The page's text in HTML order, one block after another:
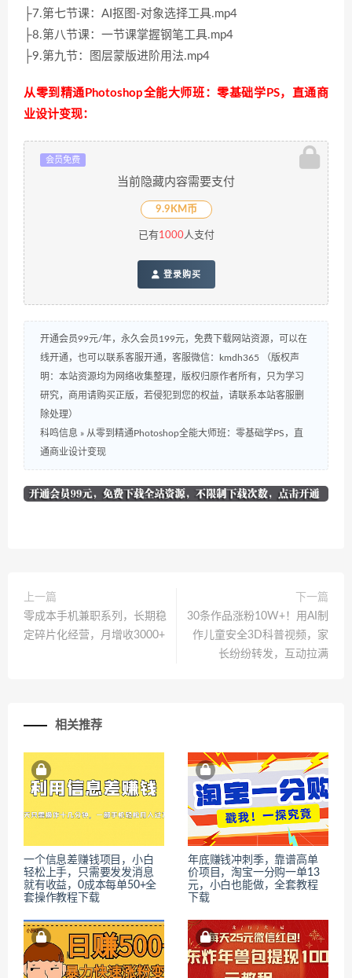
├7.第七节课：AI抠图-对象选择工具.mp4
├8.第八节课：一节课掌握钢笔工具.mp4
├9.第九节：图层蒙版进阶用法.mp4
从零到精通Photoshop全能大师班：零基础学PS，直通商
业设计变现：
会员免费
当前隐藏内容需要支付
9.9KM币
已有 1000人支付
登录购买
开通会员99元/年，永久会员199元，免费下载网站资源，可以在
线开通，也可以联系客服开通，客服微信：kmdh365 （版权声
明：本站资源均为网络收集整理，版权归原作者所有，只为学习
研究，商用请购买正版，若侵犯到您的权益，请联系本站客服删
除处理）
科鸣信息 » 从零到精通Photoshop全能大师班：零基础学PS，直
通商业设计变现
上一篇
零成本手机兼职系列，长期稳
定碎片化经营，月增收3000+
下一篇
30条作品涨粉10W+！用AI制
作儿童安全3D科普视频，家
长纷纷转发，互动拉满
相关推荐
一个信息差赚钱项目，小白
轻松上手，只需要发发消息
就有收益，0成本每单50+全
套操作教程下载
年底赚钱冲刺季，靠谱高单
价项目，淘宝一分购一单13
元，小白也能做，全套教程
下载